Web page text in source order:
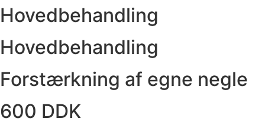
Hovedbehandling
Hovedbehandling
Forstærkning af egne negle
600 DDK